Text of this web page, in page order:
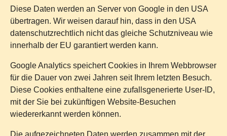
Diese Daten werden an Server von Google in den USA
übertragen. Wir weisen darauf hin, dass in den USA
datenschutzrechtlich nicht das gleiche Schutzniveau wie
innerhalb der EU garantiert werden kann.
Google Analytics speichert Cookies in Ihrem Webbrowser
für die Dauer von zwei Jahren seit Ihrem letzten Besuch.
Diese Cookies enthaltene eine zufallsgenerierte User-ID,
mit der Sie bei zukünftigen Website-Besuchen
wiedererkannt werden können.
Die aufgezeichneten Daten werden zusammen mit der